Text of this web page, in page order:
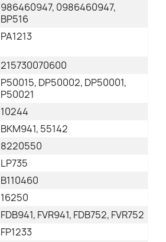
986460947, 0986460947,
BP516
PA1213
215730070600
P50015, DP50002, DP50001,
P50021
10244
BKM941, 55142
8220550
LP735
B110460
16250
FDB941, FVR941, FDB752, FVR752
FP1233